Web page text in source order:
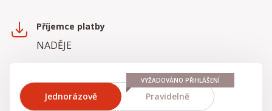
Jednorázově
VYŽADOVÁNO PŘIHLÁŠENÍ
Pravidelně
Příjemce platby
NADĚJE